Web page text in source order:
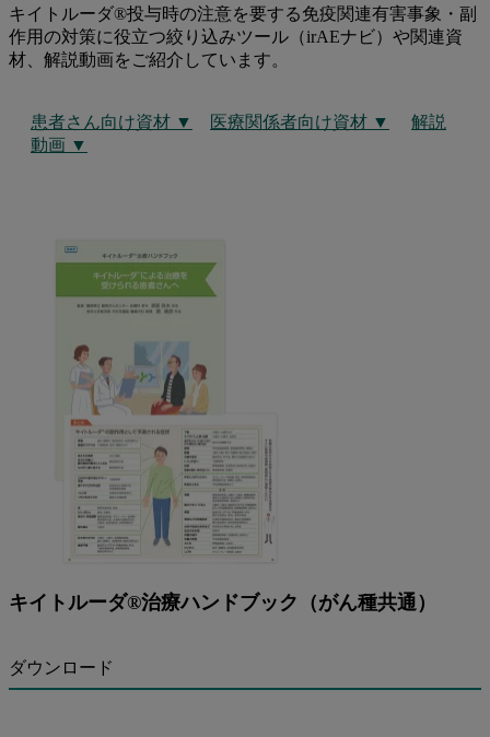
キイトルーダ®投与時の注意を要する免疫関連有害事象・副
作用の対策に役立つ絞り込みツール（irAEナビ）や関連資
材、解説動画をご紹介しています。
患者さん向け資材 ▼ 医療関係者向け資材 ▼
解説
動画 ▼
キイトルーダ®治療ハンドブック（がん種共通）
ダウンロード